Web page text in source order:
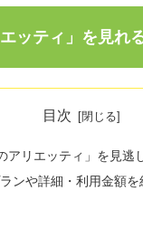
ッティ」を見れ
目次
アリエッティ」を見逃
ンや詳細・利用金額を